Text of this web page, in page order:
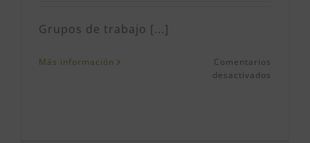
Grupos de trabajo [...]
Más información
Comentarios
desactivados